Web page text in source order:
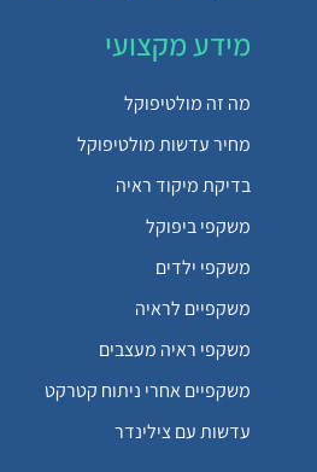
מידע מקצועי
מה זה מולטיפוקל
מחיר עדשות מולטיפוקל
בדיקת מיקוד ראיה
משקפי ביפוקל
משקפי ילדים
משקפיים לראיה
משקפי ראיה מעצבים
משקפיים אחרי ניתוח קטרקט
עדשות עם צילינדר